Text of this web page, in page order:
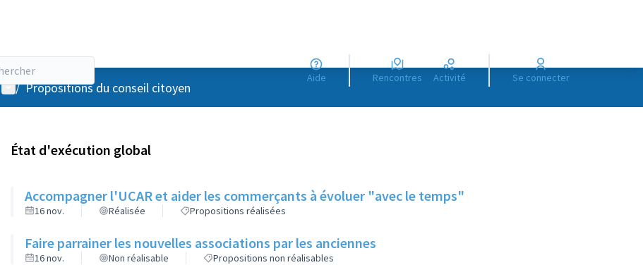
Aide Rencontres Activité Se connecter
Menu utilisateur
/ Propositions du conseil citoyen
État d'exécution global
Accompagner l'UCAR et aider les commerçants à évoluer "avec le temps"
16 nov. Réalisée Propositions réalisées
Faire parrainer les nouvelles associations par les anciennes
16 nov. Non réalisable Propositions non réalisables